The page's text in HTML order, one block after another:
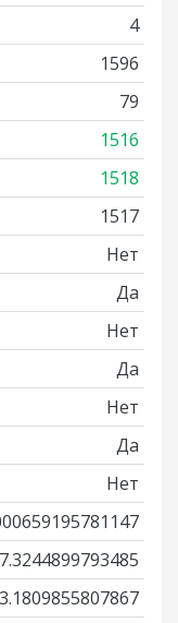
4
1596
79
1516
1518
1517
Нет
Да
Нет
Да
Нет
Да
Нет
7.3244899793485
3.1809855807867